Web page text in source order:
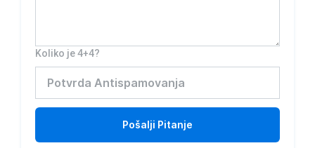
Koliko je 4+4?
Pošalji Pitanje